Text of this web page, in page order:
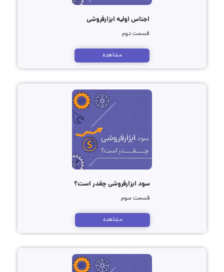
اجناس اولیه ابزارفروشی
قسمت دوم
مشاهده
سود ابزارفروشی چقدر است؟
قسمت سوم
مشاهده